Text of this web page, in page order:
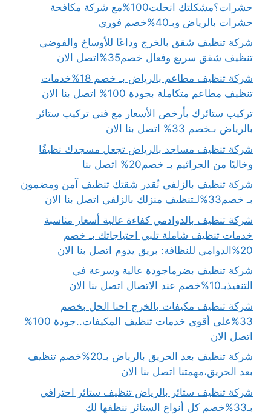
حشرات؟مشكلتك انحلت100%مع شركة مكافحة
حشرات بالرياض وبـ40%خصم فوري
شركة تنظيف شقق بالخرج وداعًا للأوساخ والفوضى
تنظيف شقق سريع وفعال خصم35%اتصل الان
شركة تنظيف مطاعم بالرياض بـ خصم 18%خدمات
تنظيف مطاعم متكاملة بجودة 100% اتصل بنا الان
تركيب ستائرك بأرخص الأسعار مع فني تركيب ستائر
بالرياض بـخصم 33% اتصل بنا الان
شركة تنظيف مساجد بالرياض تجعل مسجدك نظيفًا
وخاليًا من الجراثيم بـ خصم20% اتصل بنا
شركة تنظيف بالزلفي نُقدر شقتك تنظيف آمن ومضمون
بـ خصم33%لـتنظيف منزلك بالزلفي اتصل بنا الان
شركة تنظيف بالدوادمي كفاءة عالية أسعار مناسبة
خدمات تنظيف شاملة تلبي احتياجاتك بـ خصم
20%الدوامي للنظافة: بريق يدوم اتصل بنا الان
شركة تنظيف بضرماجودة عالية وسرعة في
التنفيذبـ10%خصم عند الاتصال اتصل بنا الان
شركة تنظيف مكيفات بالخرج احنا الحل بخصم
33%على أقوى خدمات تنظيف المكيفات..جودة 100%
اتصل الان
شركة تنظيف بعد الحريق بالرياض بـ20%خصم تنظيف
بعد الحريق،مهمتنا اتصل بنا الان
شركة تنظيف ستائر بالرياض تنظيف ستائر احترافي
بـ33%خصم كل أنواع الستائر ننظفها لك